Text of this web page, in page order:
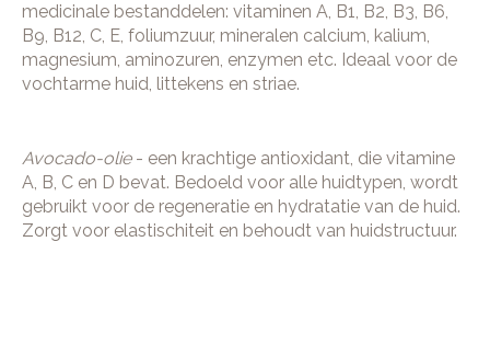
medicinale bestanddelen: vitaminen A, B1, B2, B3, B6,
B9, B12, C, E, foliumzuur, mineralen calcium, kalium,
magnesium, aminozuren, enzymen etc. Ideaal voor de
vochtarme huid, littekens en striae.
Avocado-olie- een krachtige antioxidant, die vitamine
A, B, C en D bevat. Bedoeld voor alle huidtypen, wordt
gebruikt voor de regeneratie en hydratatie van de huid.
Zorgt voor elastischiteit en behoudt van huidstructuur.